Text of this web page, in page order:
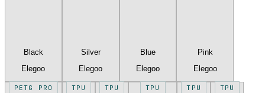
Black
Elegoo
Silver
Elegoo
Blue
Elegoo
Pink
Elegoo
PETG PRO TPU TPU TPU TPU TPU